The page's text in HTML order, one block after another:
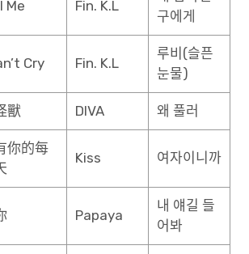
Me Fin. K.L
구에게
Cry Fin. K.L
루비(슬픈
눈물)
獸 DIVA 왜 풀러
你的每
Kiss 여자이니까
Papaya
내 얘길 들
어봐